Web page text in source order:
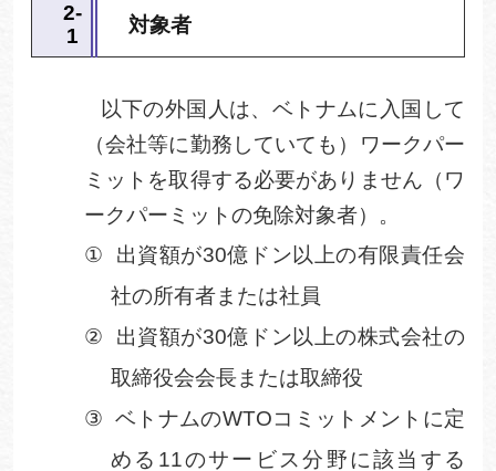
2‐
1
対象者
以下の外国人は、ベトナムに入国して
（会社等に勤務していても）ワークパー
ミットを取得する必要がありません（ワ
ークパーミットの免除対象者）。
①
出資額が30億ドン以上の有限責任会
社の所有者または社員
②
出資額が30億ドン以上の株式会社の
取締役会会長または取締役
③ ベトナムのWTOコミットメントに定
める 11のサービス分野に該当する